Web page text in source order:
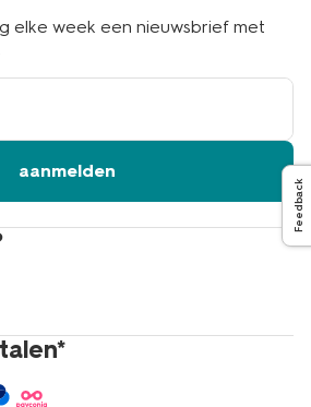
elke week een nieuwsbrief met
aanmelden
Feedback